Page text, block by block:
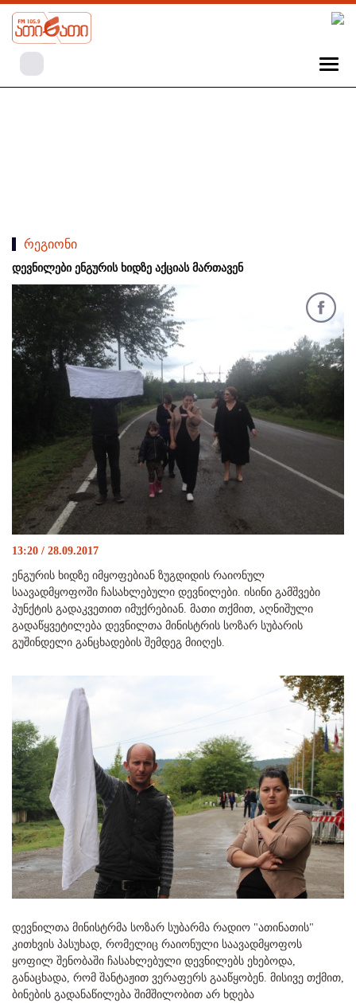
რეგიონი
დევნილები ენგურის ხიდზე აქციას მართავენ
13:20 / 28.09.2017
ენგურის ხიდზე იმყოფებიან ზუგდიდის რაიონულ
საავადმყოფოში ჩასახლებული დევნილები. ისინი გამშვები
პუნქტის გადაკვეთით იმუქრებიან. მათი თქმით, აღნიშული
გადაწყვეტილება დევნილთა მინისტრის სოზარ სუბარის
გუშინდელი განცხადების შემდეგ მიიღეს.
დევნილთა მინისტრმა სოზარ სუბარმა რადიო "ათინათის"
კითხვის პასუხად, რომელიც რაიონული საავადმყოფოს
ყოფილ შენობაში ჩასახლებული დევნილებს ეხებოდა,
განაცხადა, რომ შანტაჟით ვერაფერს გააწყობენ. მისივე თქმით,
ბინების გადანაწილება შიმშილობით არ ხდება